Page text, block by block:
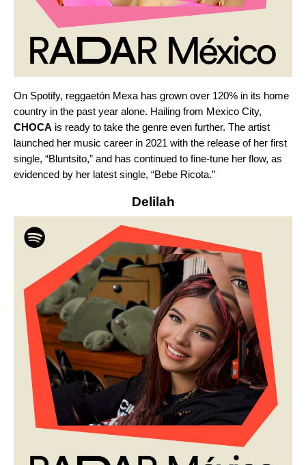
On Spotify, reggaetón Mexa has grown over 120% in its home
country in the past year alone. Hailing from Mexico City,
CHOCA is ready to take the genre even further. The artist
launched her music career in 2021 with the release of her first
single, “Bluntsito,” and has continued to fine-tune her flow, as
evidenced by her latest single, “Bebe Ricota.”
Delilah